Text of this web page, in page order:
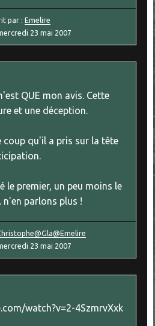
par : Emelire
23 mai 2007
QUE mon avis. Cette
et une déception.
coup qu'il a pris sur la tête
le premier, un peu moins le
n'en parlons plus !
23 mai 2007
watch?v=2-4SzmrvXxk